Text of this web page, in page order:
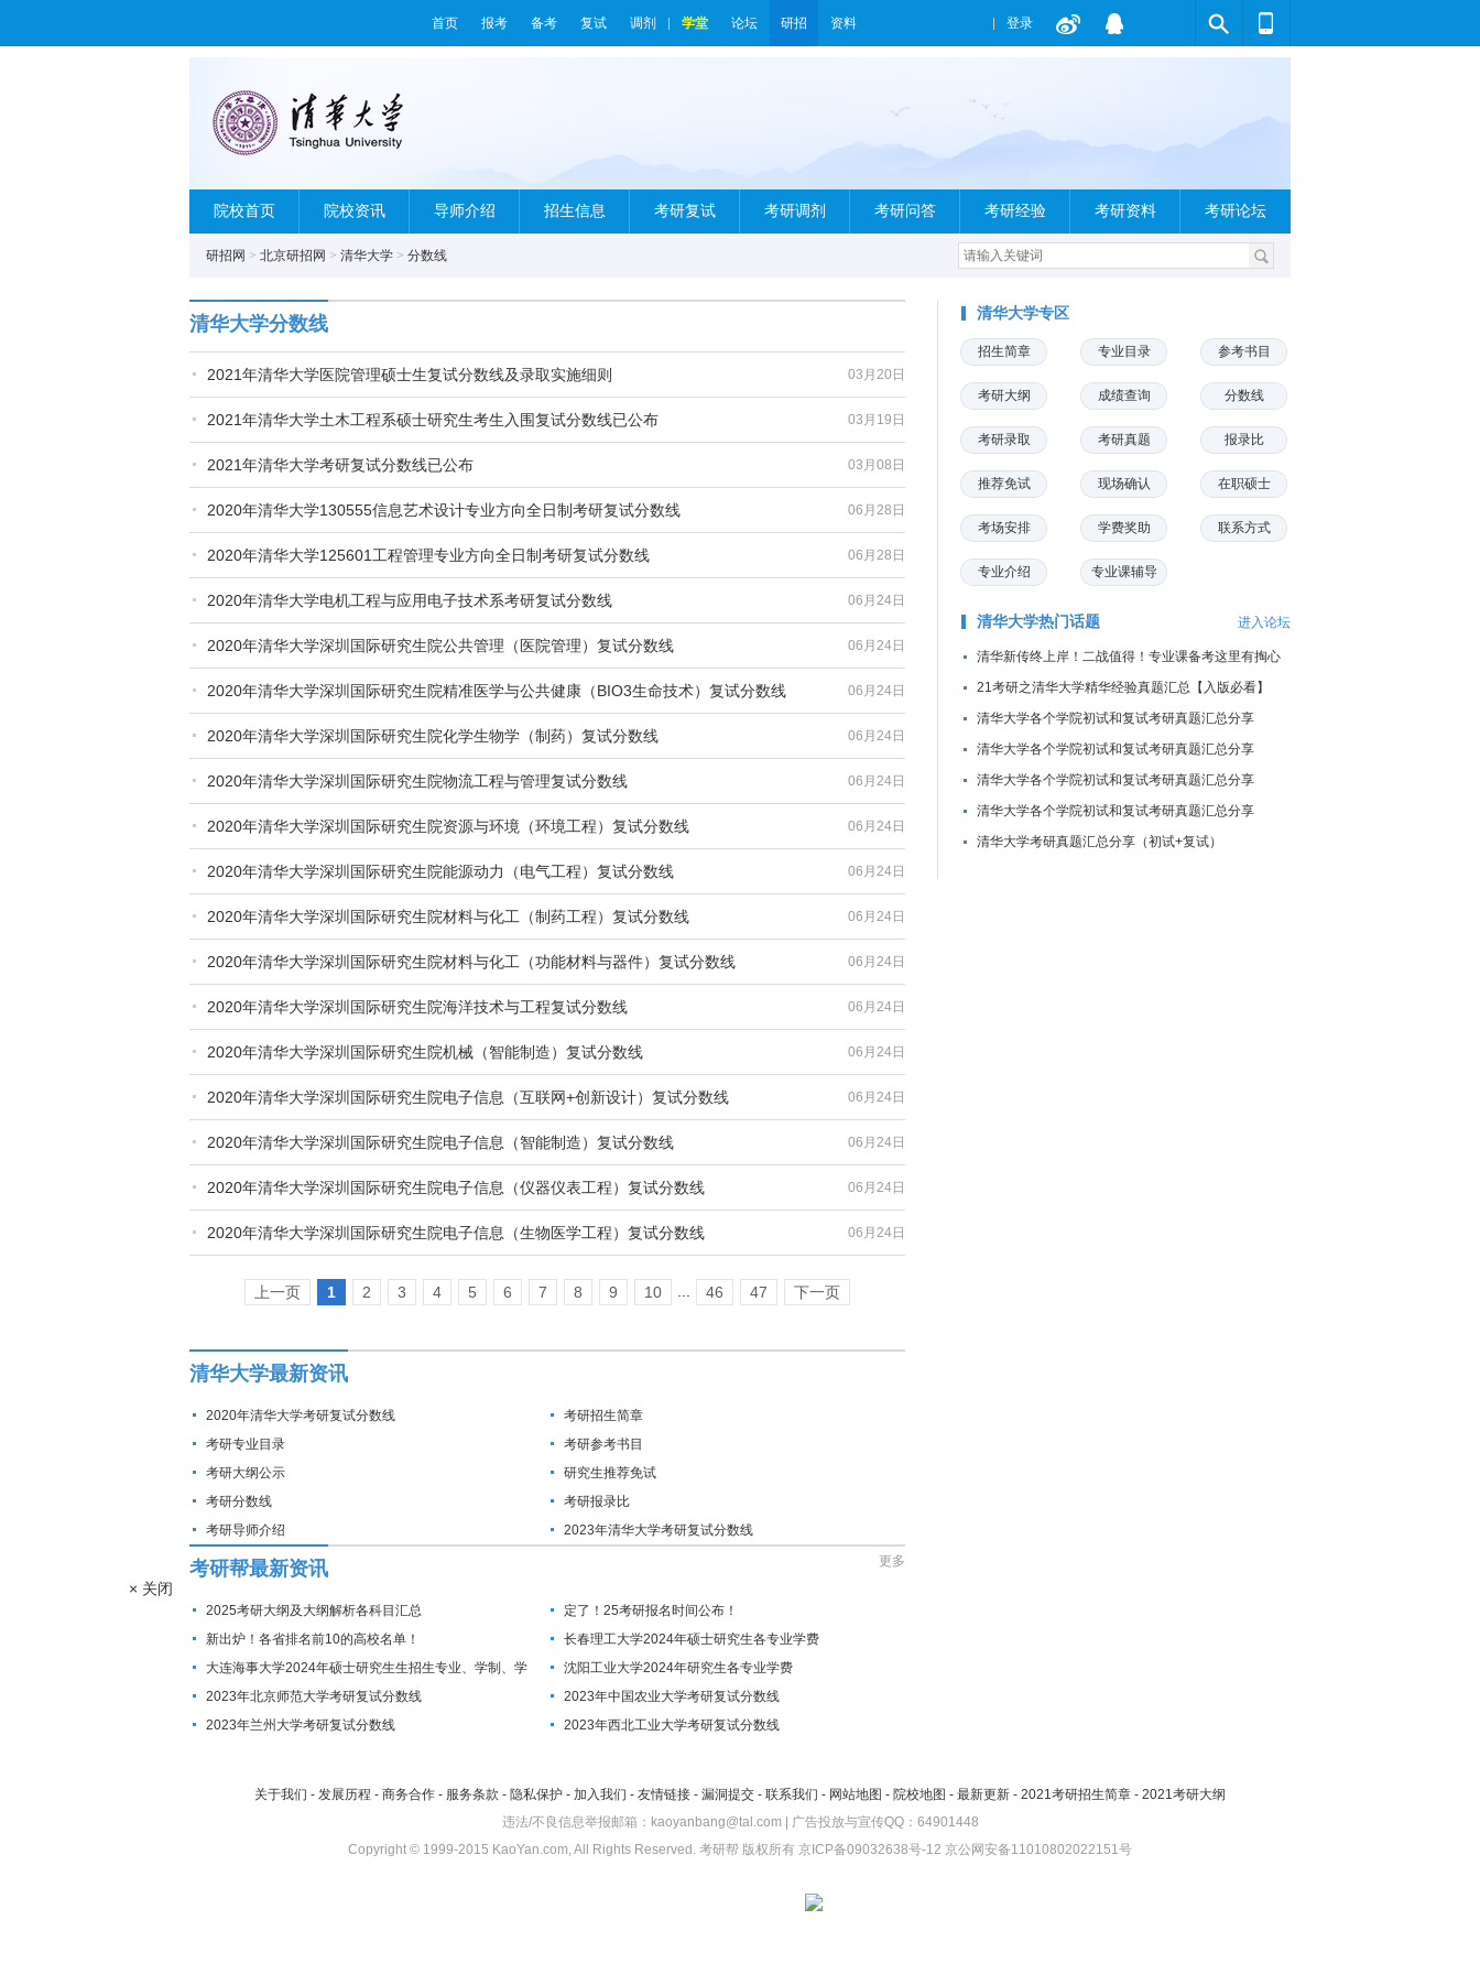
首页 报考 备考 复试 调剂 学堂 论坛 研招 资料 登录
院校首页 院校资讯 导师介绍 招生信息 考研复试 考研调剂 考研问答 考研经验 考研资料 考研论坛
研招网 > 北京研招网 > 清华大学 > 分数线
清华大学分数线
03月20日
2021年清华大学医院管理硕士生复试分数线及录取实施细则
03月19日
2021年清华大学土木工程系硕士研究生考生入围复试分数线已公布
03月08日
2021年清华大学考研复试分数线已公布
06月28日
2020年清华大学130555信息艺术设计专业方向全日制考研复试分数线
06月28日
2020年清华大学125601工程管理专业方向全日制考研复试分数线
06月24日
2020年清华大学电机工程与应用电子技术系考研复试分数线
06月24日
2020年清华大学深圳国际研究生院公共管理（医院管理）复试分数线
06月24日
2020年清华大学深圳国际研究生院精准医学与公共健康（BIO3生命技术）复试分数线
06月24日
2020年清华大学深圳国际研究生院化学生物学（制药）复试分数线
06月24日
2020年清华大学深圳国际研究生院物流工程与管理复试分数线
06月24日
2020年清华大学深圳国际研究生院资源与环境（环境工程）复试分数线
06月24日
2020年清华大学深圳国际研究生院能源动力（电气工程）复试分数线
06月24日
2020年清华大学深圳国际研究生院材料与化工（制药工程）复试分数线
06月24日
2020年清华大学深圳国际研究生院材料与化工（功能材料与器件）复试分数线
06月24日
2020年清华大学深圳国际研究生院海洋技术与工程复试分数线
06月24日
2020年清华大学深圳国际研究生院机械（智能制造）复试分数线
06月24日
2020年清华大学深圳国际研究生院电子信息（互联网+创新设计）复试分数线
06月24日
2020年清华大学深圳国际研究生院电子信息（智能制造）复试分数线
06月24日
2020年清华大学深圳国际研究生院电子信息（仪器仪表工程）复试分数线
06月24日
2020年清华大学深圳国际研究生院电子信息（生物医学工程）复试分数线
上一页 1 2 3 4 5 6 7 8 9 10 46 47 下一页
清华大学最新资讯
2020年清华大学考研复试分数线
考研招生简章
考研专业目录
考研参考书目
考研大纲公示
研究生推荐免试
考研分数线
考研报录比
考研导师介绍
2023年清华大学考研复试分数线
考研帮最新资讯 更多
2025考研大纲及大纲解析各科目汇总
定了！25考研报名时间公布！
新出炉！各省排名前10的高校名单！
长春理工大学2024年硕士研究生各专业学费
大连海事大学2024年硕士研究生生招生专业、学制、学
费标准及拟招生人数
沈阳工业大学2024年研究生各专业学费
2023年北京师范大学考研复试分数线
2023年中国农业大学考研复试分数线
2023年兰州大学考研复试分数线
2023年西北工业大学考研复试分数线
清华大学专区
招生简章 专业目录 参考书目
考研大纲 成绩查询 分数线
考研录取 考研真题 报录比
推荐免试 现场确认 在职硕士
考场安排 学费奖助 联系方式
专业介绍 专业课辅导
清华大学热门话题 进入论坛
清华新传终上岸！二战值得！专业课备考这里有掏心
窝的...
21考研之清华大学精华经验真题汇总【入版必看】
清华大学各个学院初试和复试考研真题汇总分享
清华大学各个学院初试和复试考研真题汇总分享
清华大学各个学院初试和复试考研真题汇总分享
清华大学各个学院初试和复试考研真题汇总分享
清华大学考研真题汇总分享（初试+复试）
关于我们 - 发展历程 - 商务合作 - 服务条款 - 隐私保护 - 加入我们 - 友情链接 - 漏洞提交 - 联系我们 - 网站地图 - 院校地图 - 最新更新 - 2021考研招生简章 - 2021考研大纲
违法/不良信息举报邮箱：kaoyanbang@tal.com | 广告投放与宣传QQ：64901448
Copyright © 1999-2015 KaoYan.com, All Rights Reserved. 考研帮 版权所有 京ICP备09032638号-12 京公网安备11010802022151号
× 关闭